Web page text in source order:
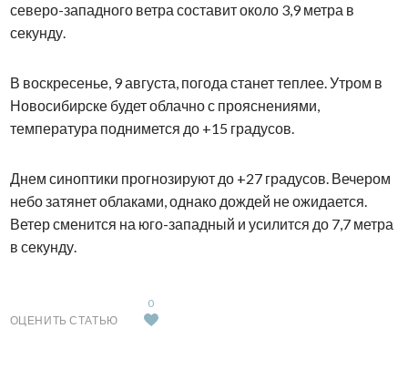
северо-западного ветра составит около 3,9 метра в
секунду.
В воскресенье, 9 августа, погода станет теплее. Утром в
Новосибирске будет облачно с прояснениями,
температура поднимется до +15 градусов.
Днем синоптики прогнозируют до +27 градусов. Вечером
небо затянет облаками, однако дождей не ожидается.
Ветер сменится на юго-западный и усилится до 7,7 метра
в секунду.
ОЦЕНИТЬ СТАТЬЮ
0